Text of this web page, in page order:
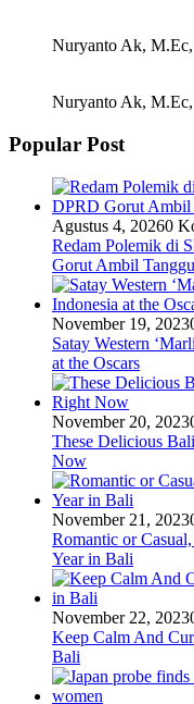
Nuryanto Ak,
Nuryanto Ak,
Popular Post
Agustus 4, 20260
Redam Polemik di
Gorut Ambil
November 19, 2023
Satay Western
at the Oscars
November 20, 2023
These Delicious
Now
November 21, 2023
Romantic or
Year in Bali
November 22, 2023
Keep Calm And
Bali